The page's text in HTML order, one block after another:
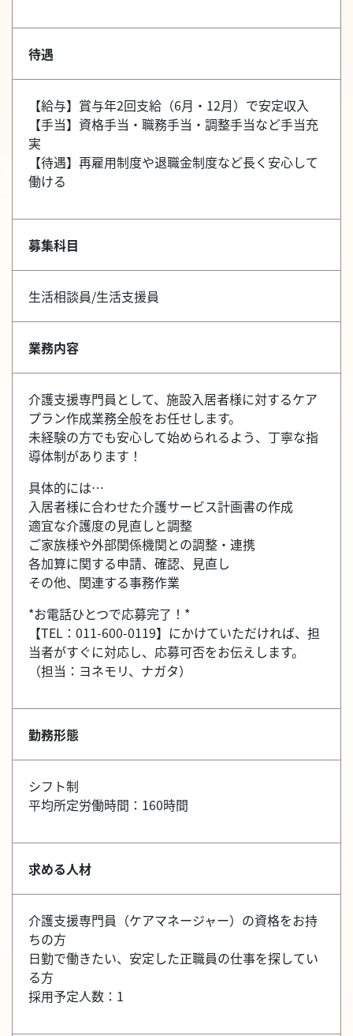
待遇
【給与】賞与年2回支給（6月・12月）で安定収入
【手当】資格手当・職務手当・調整手当など手当充
実
【待遇】再雇用制度や退職金制度など長く安心して
働ける
募集科目
生活相談員/生活支援員
業務内容
介護支援専門員として、施設入居者様に対するケア
プラン作成業務全般をお任せします。
未経験の方でも安心して始められるよう、丁寧な指
導体制があります！
具体的には…
入居者様に合わせた介護サービス計画書の作成
適宜な介護度の見直しと調整
ご家族様や外部関係機関との調整・連携
各加算に関する申請、確認、見直し
その他、関連する事務作業
*お電話ひとつで応募完了！*
【TEL：011-600-0119】にかけていただければ、担
当者がすぐに対応し、応募可否をお伝えします。
（担当：ヨネモリ、ナガタ）
勤務形態
シフト制
平均所定労働時間：160時間
求める人材
介護支援専門員（ケアマネージャー）の資格をお持
ちの方
日勤で働きたい、安定した正職員の仕事を探してい
る方
採用予定人数：1